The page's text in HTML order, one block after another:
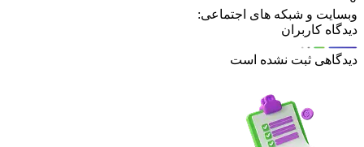
وبسایت و شبکه های اجتماعی:
دیدگاه کاربران
دیدگاهی ثبت نشده است